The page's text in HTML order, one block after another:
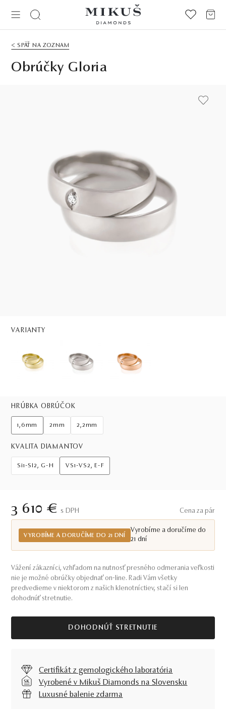
< SPÄŤ NA ZOZNAM
Obrúčky Gloria
VARIANTY
HRÚBKA OBRÚČOK
1,6mm 2mm 2,2mm
KVALITA DIAMANTOV
Si1-SI2, G-H VS1-VS2, E-F
3 610 € S DPH Cena za pár
VYROBÍME A DORUČÍME DO 21 DNÍ
Vyrobíme a doručíme do
21 dní
Vážení zákazníci, vzhľadom na nutnosť presného odmerania veľkosti
nie je možné obrúčky objednať on-line. Radi Vám všetky
predvedieme v niektorom z našich klenotníctiev, stačí si len
dohodnúť stretnutie.
DOHODNÚŤ STRETNUTIE
Certifikát z gemologického laboratória
Vyrobené v Mikuš Diamonds na Slovensku
Luxusné balenie zdarma